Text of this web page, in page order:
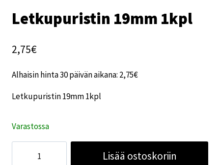
Letkupuristin 19mm 1kpl
2,75€
Alhaisin hinta 30 päivän aikana: 2,75€
Letkupuristin 19mm 1kpl
Varastossa
Lisää ostoskoriin